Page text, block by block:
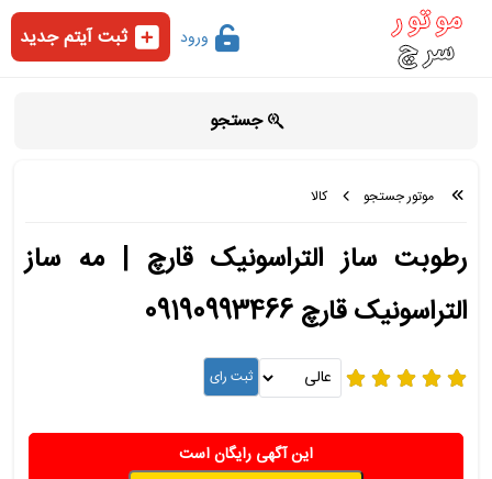
ورود ثبت آیتم جدید
جستجو
موتور جستجو کالا
رطوبت ساز التراسونیک قارچ | مه ساز
التراسونیک قارچ 09190993466
این آگهی رایگان است